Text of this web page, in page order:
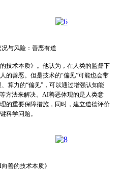
与风险：善恶有道
技术本质》。他认为，在人类的监督下
的善恶。但是技术的“偏见”可能也会带
算力的“偏见”，可以通过增强认知能
方法来解决。AI善恶体现的是人类意
的重要保障措施，同时，建立道德评价
科学问题。
善的技术本质》